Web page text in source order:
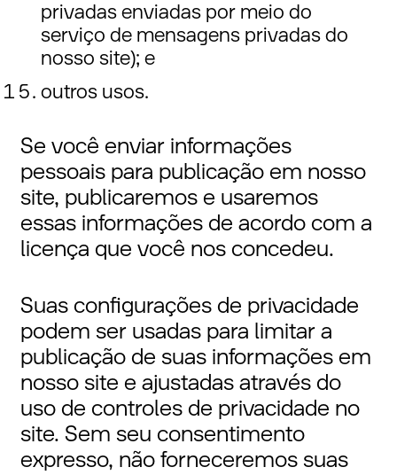
privadas enviadas por meio do
serviço de mensagens privadas do
nosso site); e
outros usos.
Se você enviar informações
pessoais para publicação em nosso
site, publicaremos e usaremos
essas informações de acordo com a
licença que você nos concedeu.
Suas configurações de privacidade
podem ser usadas para limitar a
publicação de suas informações em
nosso site e ajustadas através do
uso de controles de privacidade no
site. Sem seu consentimento
expresso, não forneceremos suas